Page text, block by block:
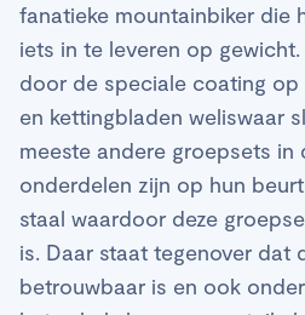
fanatieke mountainbiker die
iets in te leveren op
door de speciale coating
en kettingbladen weliswaar
meeste andere groepsets in
onderdelen zijn op hun
staal waardoor deze
is. Daar staat tegenover dat
betrouwbaar is en ook